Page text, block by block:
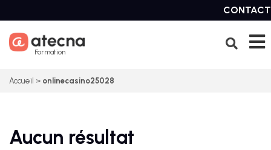
to
content
CONTACT
Formation
Accueil > onlinecasino25028
Aucun résultat